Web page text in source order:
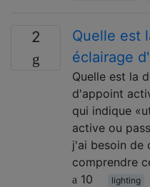
2
Quelle est
éclairage
Quelle est la
d'appoint
qui indique
active ou
j'ai besoin de
comprendre
10
lighting